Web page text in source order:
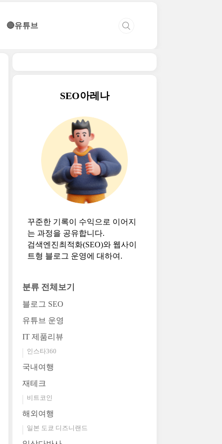
🔴유튜브
SEO아레나
꾸준한 기록이 수익으로 이어지
는 과정을 공유합니다.
검색엔진최적화(SEO)와 웹사이
트형 블로그 운영에 대하여.
분류 전체보기
블로그 SEO
유튜브 운영
IT 제품리뷰
인스타360
국내여행
재테크
비트코인
해외여행
일본 도쿄 디즈니랜드